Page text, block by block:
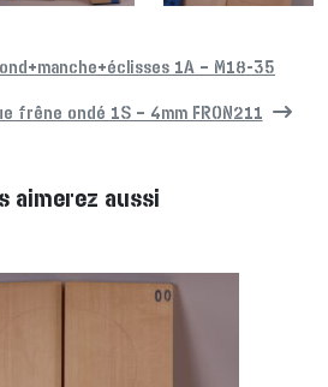
1A – M18-35
frêne ondé 1S – 4mm FRON211
aimerez aussi